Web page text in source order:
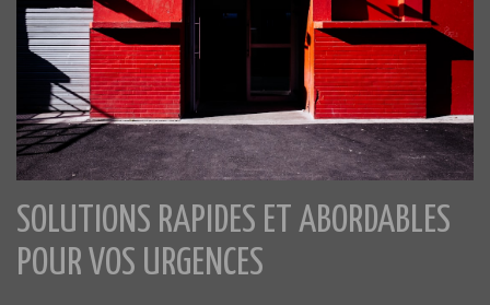
SOLUTIONS RAPIDES ET ABORDABLES
POUR VOS URGENCES